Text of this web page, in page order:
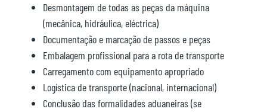
Desmontagem de todas as peças da máquina
(mecânica, hidráulica, eléctrica)
Documentação e marcação de passos e peças
Embalagem profissional para a rota de transporte
Carregamento com equipamento apropriado
Logística de transporte (nacional, internacional)
Conclusão das formalidades aduaneiras (se